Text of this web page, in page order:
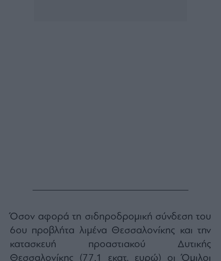
Όσον αφορά τη σιδηροδρομική σύνδεση του
6ου προβλήτα λιμένα Θεσσαλονίκης και την
κατασκευή προαστιακού Δυτικής
Θεσσαλονίκης (77,1 εκατ. ευρώ) οι Όμιλοι